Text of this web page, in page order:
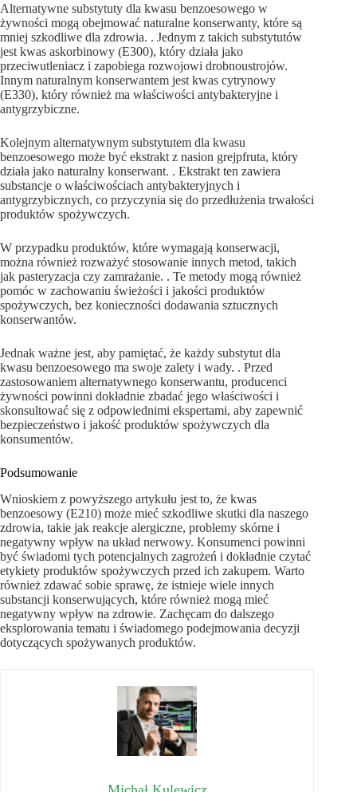
Alternatywne substytuty dla kwasu benzoesowego w
żywności mogą obejmować naturalne konserwanty, które są
mniej szkodliwe dla zdrowia. . Jednym z takich substytutów
jest kwas askorbinowy (E300), który działa jako
przeciwutleniacz i zapobiega rozwojowi drobnoustrojów.
Innym naturalnym konserwantem jest kwas cytrynowy
(E330), który również ma właściwości antybakteryjne i
antygrzybiczne.
Kolejnym alternatywnym substytutem dla kwasu
benzoesowego może być ekstrakt z nasion grejpfruta, który
działa jako naturalny konserwant. . Ekstrakt ten zawiera
substancje o właściwościach antybakteryjnych i
antygrzybicznych, co przyczynia się do przedłużenia trwałości
produktów spożywczych.
W przypadku produktów, które wymagają konserwacji,
można również rozważyć stosowanie innych metod, takich
jak pasteryzacja czy zamrażanie. . Te metody mogą również
pomóc w zachowaniu świeżości i jakości produktów
spożywczych, bez konieczności dodawania sztucznych
konserwantów.
Jednak ważne jest, aby pamiętać, że każdy substytut dla
kwasu benzoesowego ma swoje zalety i wady. . Przed
zastosowaniem alternatywnego konserwantu, producenci
żywności powinni dokładnie zbadać jego właściwości i
skonsultować się z odpowiednimi ekspertami, aby zapewnić
bezpieczeństwo i jakość produktów spożywczych dla
konsumentów.
Podsumowanie
Wnioskiem z powyższego artykułu jest to, że kwas
benzoesowy (E210) może mieć szkodliwe skutki dla naszego
zdrowia, takie jak reakcje alergiczne, problemy skórne i
negatywny wpływ na układ nerwowy. Konsumenci powinni
być świadomi tych potencjalnych zagrożeń i dokładnie czytać
etykiety produktów spożywczych przed ich zakupem. Warto
również zdawać sobie sprawę, że istnieje wiele innych
substancji konserwujących, które również mogą mieć
negatywny wpływ na zdrowie. Zachęcam do dalszego
eksplorowania tematu i świadomego podejmowania decyzji
dotyczących spożywanych produktów.